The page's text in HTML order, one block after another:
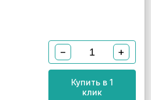
− +
Купить в 1
клик